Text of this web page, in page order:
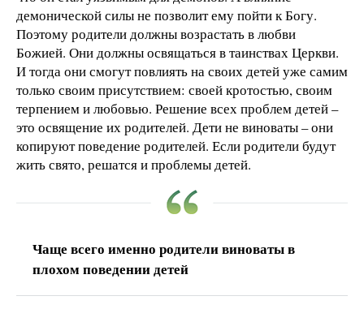
демонической силы не позволит ему пойти к Богу.
Поэтому родители должны возрастать в любви
Божией. Они должны освящаться в таинствах Церкви.
И тогда они смогут повлиять на своих детей уже самим
только своим присутствием: своей кротостью, своим
терпением и любовью. Решение всех проблем детей –
это освящение их родителей. Дети не виноваты – они
копируют поведение родителей. Если родители будут
жить свято, решатся и проблемы детей.
Чаще всего именно родители виноваты в
плохом поведении детей